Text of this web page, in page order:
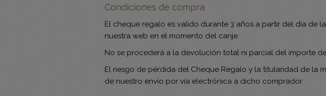
Condiciones de compra
El cheque regalo es valido durante 3 años a partir del día de
nuestra web en el momento del canje.
No se procederá a la devolución total ni parcial del importe
El riesgo de pérdida del Cheque Regalo y la titularidad de la
de nuestro envío por vía electrónica a dicho comprador.